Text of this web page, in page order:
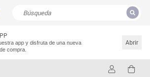
app y disfruta de una nueva
compra.
Abrir
Resultados de la búsqueda